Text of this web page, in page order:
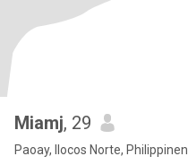
Miamj, 29
Paoay, Ilocos Norte, Philippinen